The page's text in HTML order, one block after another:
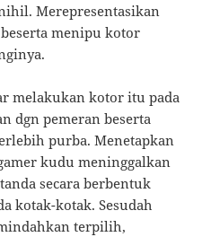
Merepresentasikan
menipu kotor
melakukan kotor itu pada
dgn pemeran beserta
purba. Menetapkan
kudu meninggalkan
secara berbentuk
kotak-kotak. Sesudah
terpilih,